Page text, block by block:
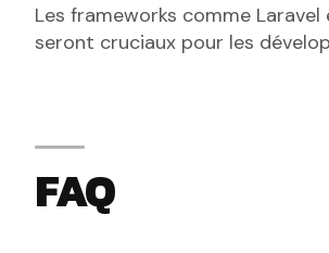
Les frameworks comme
seront cruciaux pour les
FAQ